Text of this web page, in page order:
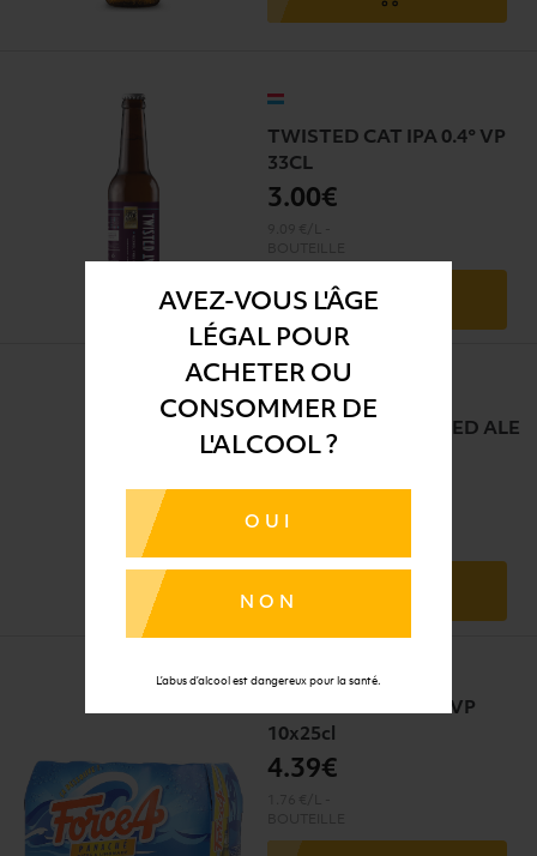
AVEZ-VOUS L'ÂGE
LÉGAL POUR
ACHETER OU
CONSOMMER DE
L'ALCOOL ?
OUI
NON
L’abus d’alcool est dangereux pour la santé.
TWISTED CAT IPA 0.4° VP
33CL
3.00€
WICKLOW WOLF
WILDFIRE HOPPY RED ALE
4,6° CANS 33CL
2.89€
8.76 €/L
FORCE 4 PANACHÉ VP
10x25cl
4.39€